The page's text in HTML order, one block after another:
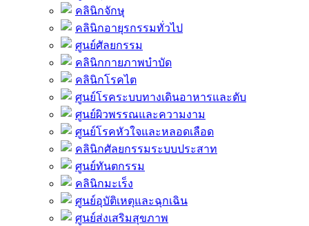
คลินิกจักษุ
คลินิกอายุรกรรมทั่วไป
ศูนย์ศัลยกรรม
คลินิกกายภาพบำบัด
คลินิกโรคไต
ศูนย์โรคระบบทางเดินอาหารและตับ
ศูนย์ผิวพรรณและความงาม
ศูนย์โรคหัวใจและหลอดเลือด
คลินิกศัลยกรรมระบบประสาท
ศูนย์ทันตกรรม
คลินิกมะเร็ง
ศูนย์อุบัติเหตุและฉุกเฉิน
ศูนย์ส่งเสริมสุขภาพ